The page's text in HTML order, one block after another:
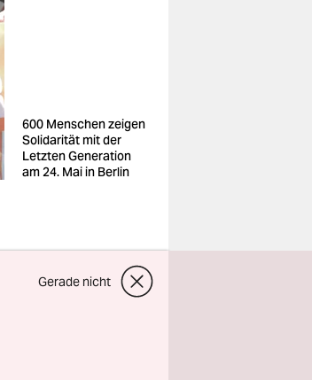
600 Menschen zeigen
Solidarität mit der
Letzten Generation
am 24. Mai in Berlin
Gerade nicht